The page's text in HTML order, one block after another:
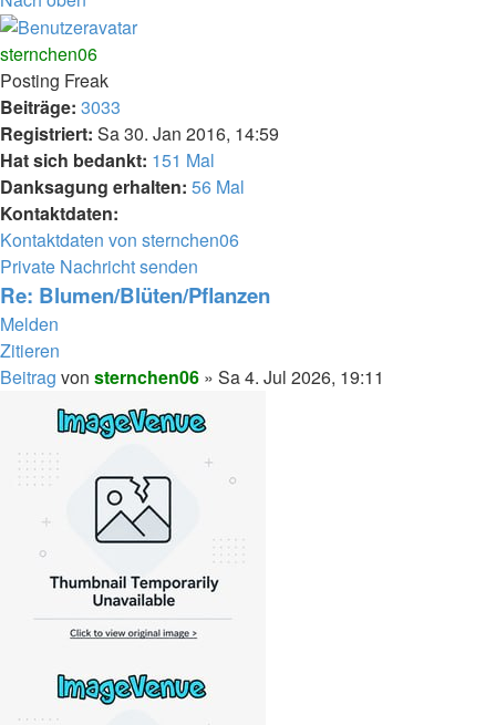
sternchen06
Posting Freak
Beiträge: 3033
Registriert: Sa 30. Jan 2016, 14:59
Hat sich bedankt: 151 Mal
Danksagung erhalten: 56 Mal
Kontaktdaten:
Kontaktdaten von sternchen06
Private Nachricht senden
Re: Blumen/Blüten/Pflanzen
Melden
Zitieren
Beitrag von sternchen06 » Sa 4. Jul 2026, 19:11